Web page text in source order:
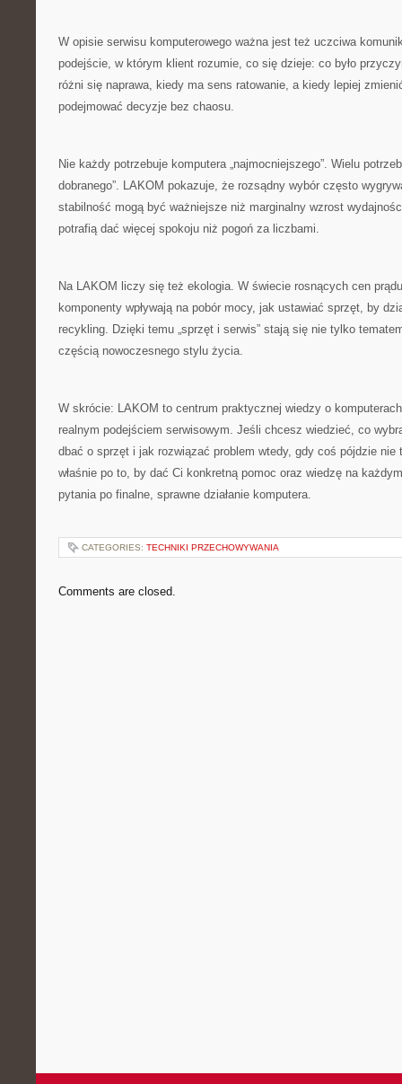
W opisie serwisu komputerowego ważna jest też uczciwa
podejście, w którym klient rozumie, co się dzieje: co było
różni się naprawa, kiedy ma sens ratowanie, a kiedy lepiej
podejmować decyzje bez chaosu.
Nie każdy potrzebuje komputera „najmocniejszego”. Wielu
dobranego”. LAKOM pokazuje, że rozsądny wybór często
stabilność mogą być ważniejsze niż marginalny wzrost
potrafią dać więcej spokoju niż pogoń za liczbami.
Na LAKOM liczy się też ekologia. W świecie rosnących cen
komponenty wpływają na pobór mocy, jak ustawiać sprzęt, by
recykling. Dzięki temu „sprzęt i serwis” stają się nie tylko
częścią nowoczesnego stylu życia.
W skrócie: LAKOM to centrum praktycznej wiedzy o
realnym podejściem serwisowym. Jeśli chcesz wiedzieć, co
dbać o sprzęt i jak rozwiązać problem wtedy, gdy coś pójdzie nie
właśnie po to, by dać Ci konkretną pomoc oraz wiedzę na
pytania po finalne, sprawne działanie komputera.
CATEGORIES: TECHNIKI PRZECHOWYWANIA
Comments are closed.